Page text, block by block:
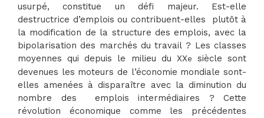
usurpé, constitue un défi majeur. Est-elle
destructrice d’emplois ou contribuent-elles plutôt à
la modification de la structure des emplois, avec la
bipolarisation des marchés du travail ? Les classes
moyennes qui depuis le milieu du XXe
siècle sont
devenues les moteurs de l’économie mondiale sont-
elles amenées à disparaître avec la diminution du
nombre des emplois intermédiaires ? Cette
révolution économique comme les précédentes